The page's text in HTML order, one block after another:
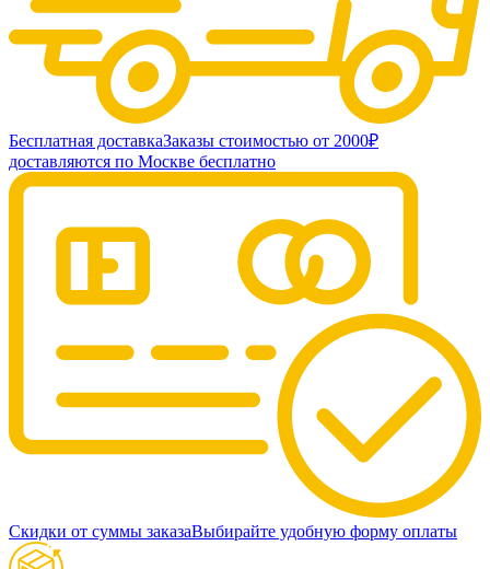
Бесплатная доставкаЗаказы стоимостью от 2000₽
доставляются по Москве бесплатно
Скидки от суммы заказаВыбирайте удобную форму оплаты